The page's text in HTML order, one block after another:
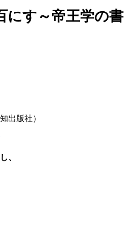
す～帝王学の書
出版社）
、